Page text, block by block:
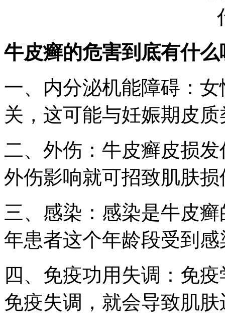
牛皮癣的危害到底有什么
一、内分泌机能障碍：
关，这可能与妊娠期皮
二、外伤：牛皮癣皮损
外伤影响就可招致肌肤
三、感染：感染是牛皮
年患者这个年龄段受到
四、免疫功用失调：免
免疫失调，就会导致肌